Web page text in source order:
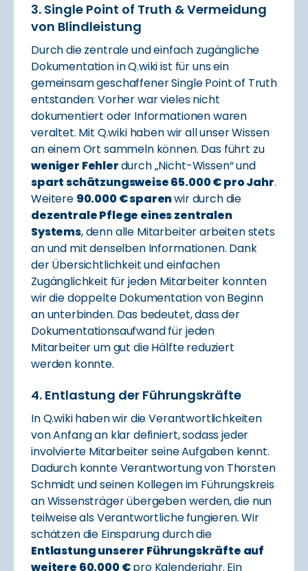
3. Single Point of Truth & Vermeidung
von Blindleistung
Durch die zentrale und einfach zugängliche
Dokumentation in Q.wiki ist für uns ein
gemeinsam geschaffener Single Point of Truth
entstanden: Vorher war vieles nicht
dokumentiert oder Informationen waren
veraltet. Mit Q.wiki haben wir all unser Wissen
an einem Ort sammeln können. Das führt zu
weniger Fehlerdurch „Nicht-Wissen“ und
spart schätzungsweise 65.000 € pro Jahr.
Weitere 90.000 € sparenwir durch die
dezentrale Pflege eines zentralen
Systems, denn alle Mitarbeiter arbeiten stets
an und mit denselben Informationen. Dank
der Übersichtlichkeit und einfachen
Zugänglichkeit für jeden Mitarbeiter konnten
wir die doppelte Dokumentation von Beginn
an unterbinden. Das bedeutet, dass der
Dokumentationsaufwand für jeden
Mitarbeiter um gut die Hälfte reduziert
werden konnte.
4. Entlastung der Führungskräfte
In Q.wiki haben wir die Verantwortlichkeiten
von Anfang an klar definiert, sodass jeder
involvierte Mitarbeiter seine Aufgaben kennt.
Dadurch konnte Verantwortung von Thorsten
Schmidt und seinen Kollegen im Führungskreis
an Wissensträger übergeben werden, die nun
teilweise als Verantwortliche fungieren. Wir
schätzen die Einsparung durch die
Entlastung unserer Führungskräfte auf
weitere 60.000 €pro Kalenderjahr. Ein